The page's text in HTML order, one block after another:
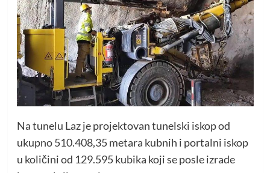
Na tunelu Laz je projektovan tunelski iskop od
ukupno 510.408,35 metara kubnih i portalni iskop
u količini od 129.595 kubika koji se posle izrade